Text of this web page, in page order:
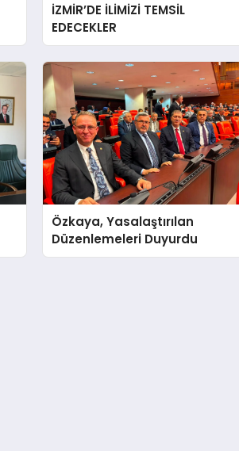
İZMİR’DE İLİMİZİ TEMSİL
EDECEKLER
Özkaya, Yasalaştırılan
Düzenlemeleri Duyurdu